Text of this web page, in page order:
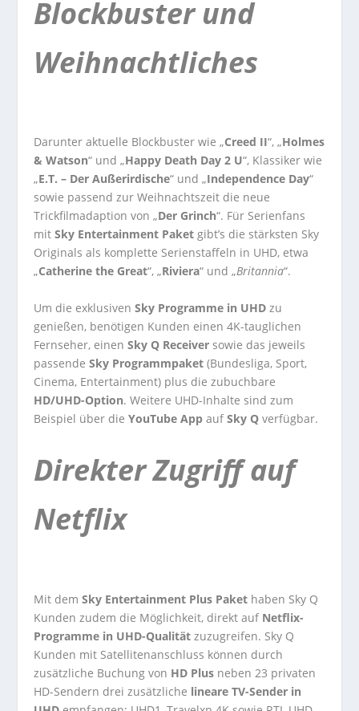
Blockbuster und
Weihnachtliches
Darunter aktuelle Blockbuster wie „Creed II“, „Holmes
& Watson“ und „Happy Death Day 2 U“, Klassiker wie
„E.T. – Der Außerirdische“ und „Independence Day“
sowie passend zur Weihnachtszeit die neue
Trickfilmadaption von „Der Grinch“. Für Serienfans
mit Sky Entertainment Paket gibt’s die stärksten Sky
Originals als komplette Serienstaffeln in UHD, etwa
„Catherine the Great“, „Riviera“ und „Britannia“.
Um die exklusivenSky Programme in UHD zu
genießen, benötigen Kunden einen 4K-tauglichen
Fernseher, einenSky Q Receiver sowie das jeweils
passendeSky Programmpaket(Bundesliga, Sport,
Cinema, Entertainment) plus die zubuchbare
HD/UHD-Option. Weitere UHD-Inhalte sind zum
Beispiel über dieYouTube App aufSky Qverfügbar.
Direkter Zugriff auf
Netflix
Mit dem Sky Entertainment Plus Paket haben Sky Q
Kunden zudem die Möglichkeit, direkt auf Netflix-
Programme in UHD-Qualität zuzugreifen. Sky Q
Kunden mit Satellitenanschluss können durch
zusätzliche Buchung von HD Plus neben 23 privaten
HD-Sendern drei zusätzliche lineare TV-Sender in